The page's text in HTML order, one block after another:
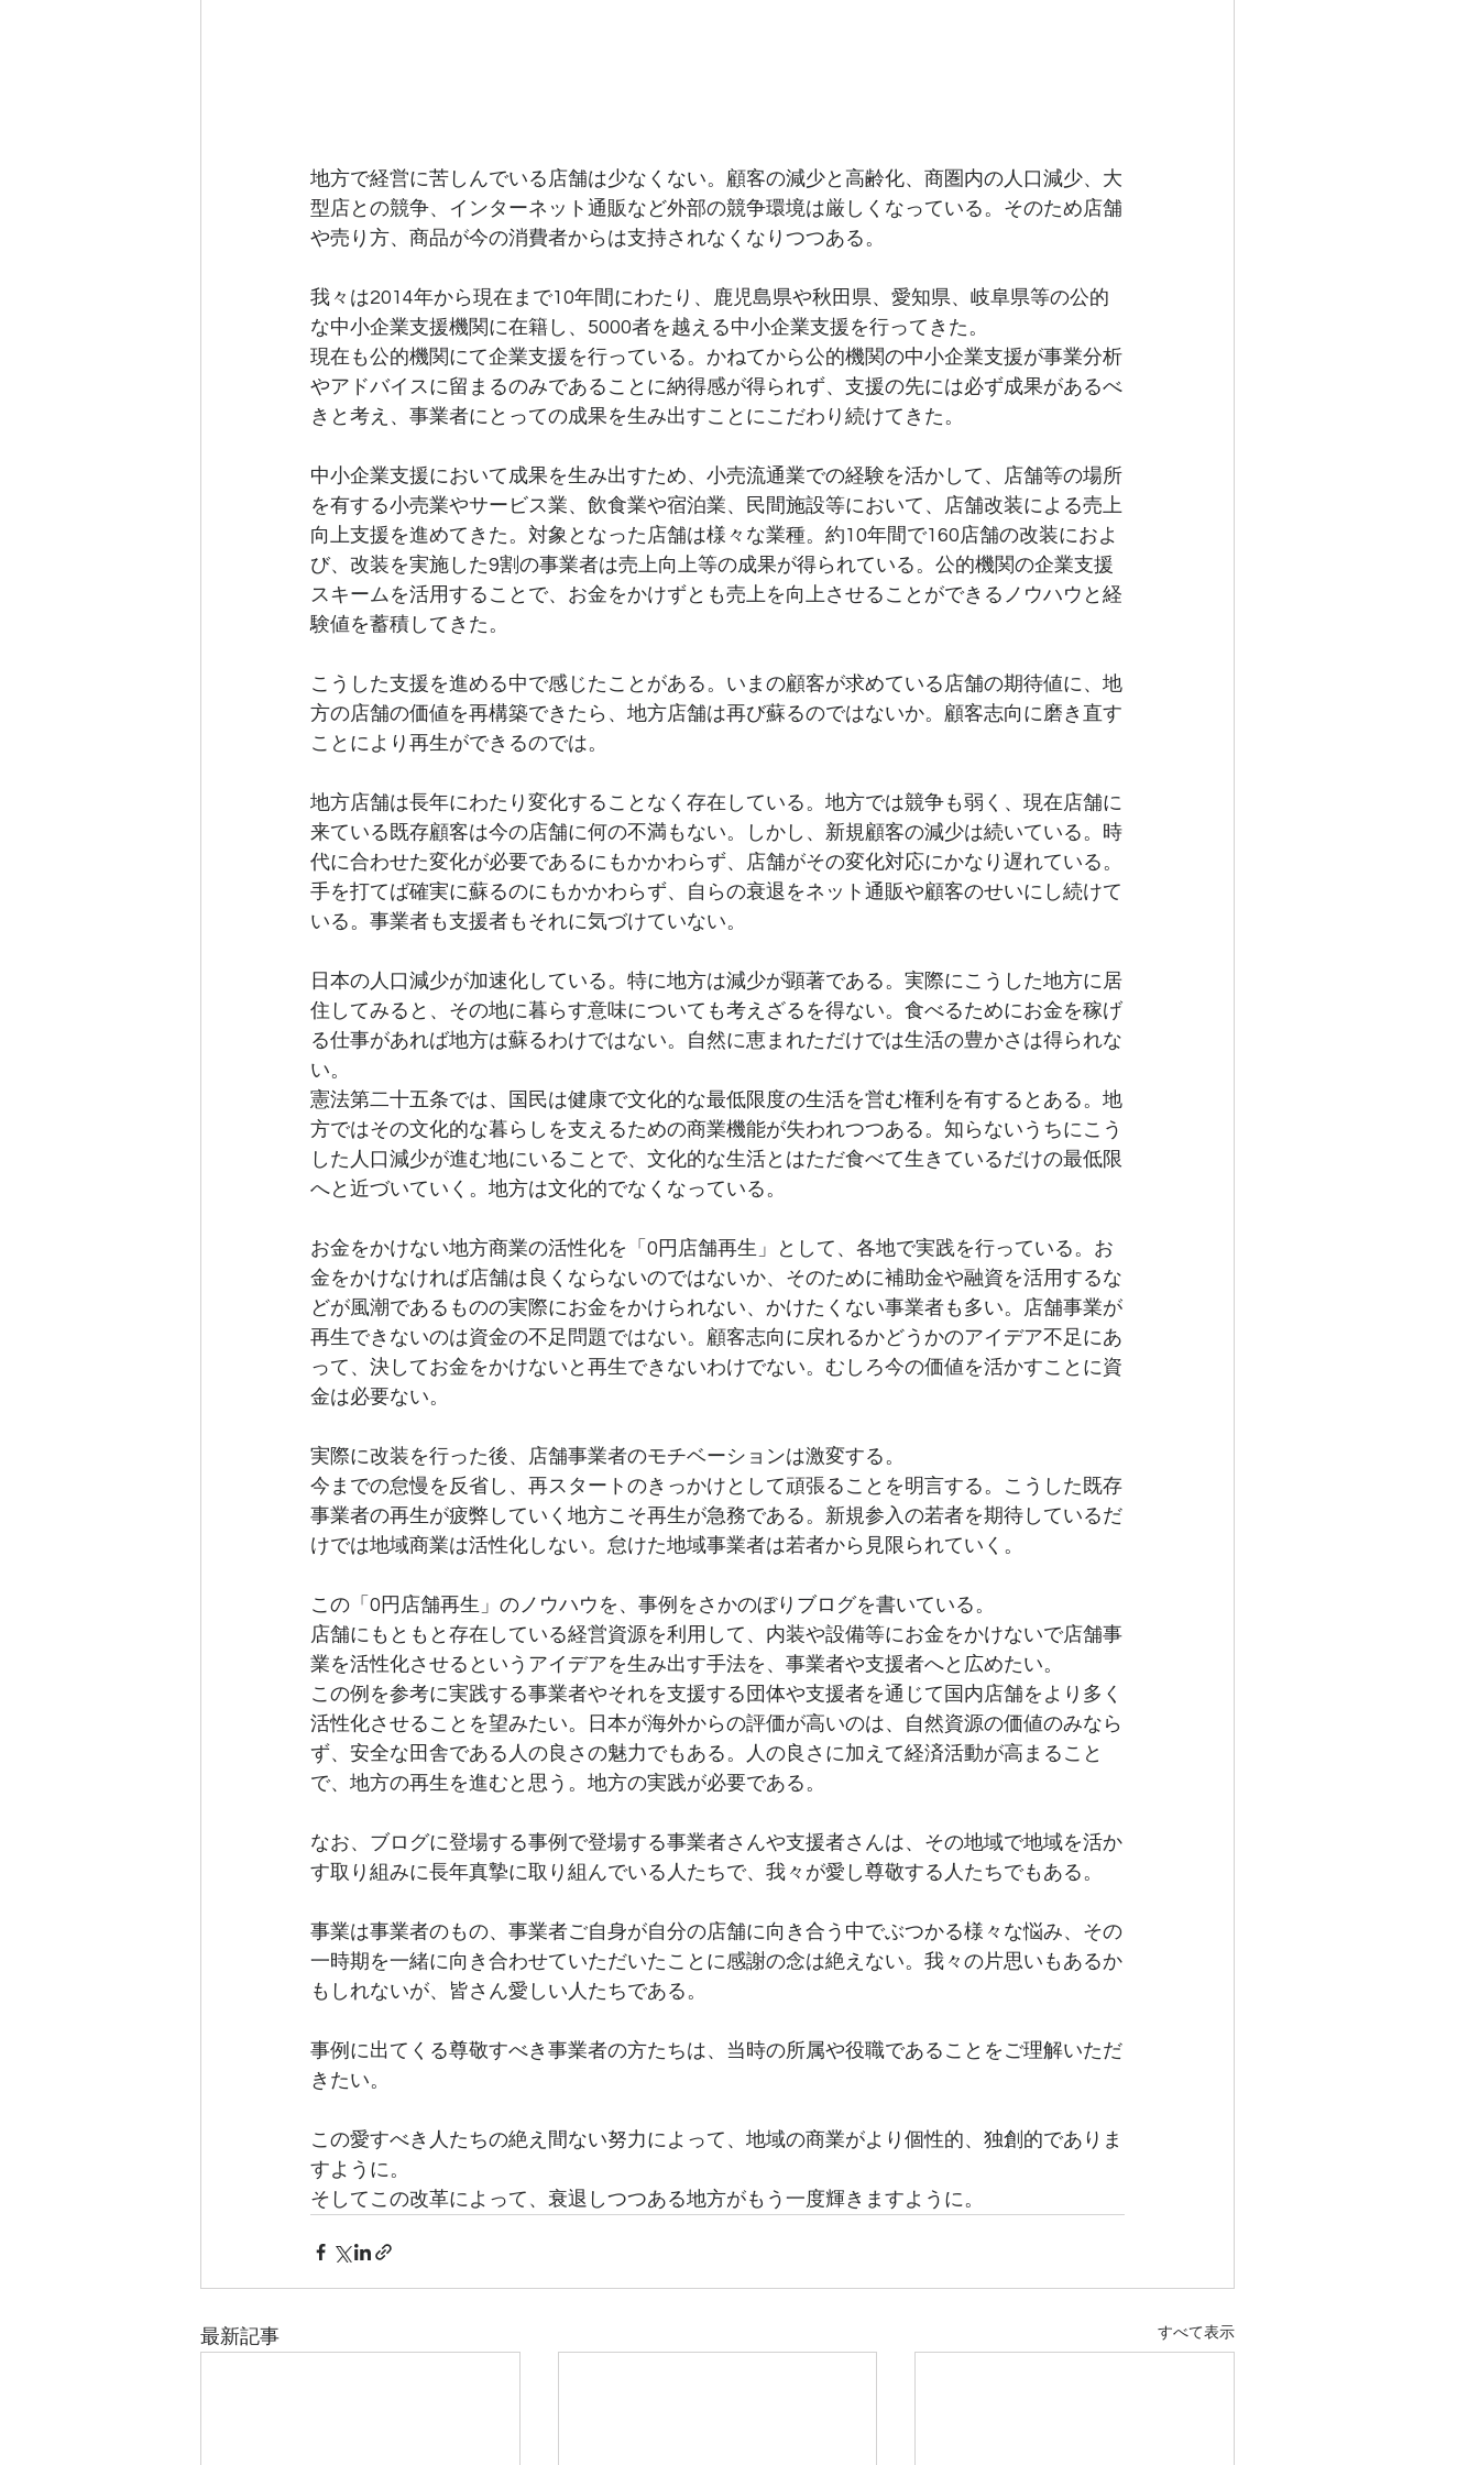
地方で経営に苦しんでいる店舗は少なくない。顧客の減少と高齢化、商圏内の人口減少、大
型店との競争、インターネット通販など外部の競争環境は厳しくなっている。そのため店舗
や売り方、商品が今の消費者からは支持されなくなりつつある。
我々は2014年から現在まで10年間にわたり、鹿児島県や秋田県、愛知県、岐阜県等の公的
な中小企業支援機関に在籍し、5000者を越える中小企業支援を行ってきた。
現在も公的機関にて企業支援を行っている。かねてから公的機関の中小企業支援が事業分析
やアドバイスに留まるのみであることに納得感が得られず、支援の先には必ず成果があるべ
きと考え、事業者にとっての成果を生み出すことにこだわり続けてきた。
中小企業支援において成果を生み出すため、小売流通業での経験を活かして、店舗等の場所
を有する小売業やサービス業、飲食業や宿泊業、民間施設等において、店舗改装による売上
向上支援を進めてきた。対象となった店舗は様々な業種。約10年間で160店舗の改装におよ
び、改装を実施した9割の事業者は売上向上等の成果が得られている。公的機関の企業支援
スキームを活用することで、お金をかけずとも売上を向上させることができるノウハウと経
験値を蓄積してきた。
こうした支援を進める中で感じたことがある。いまの顧客が求めている店舗の期待値に、地
方の店舗の価値を再構築できたら、地方店舗は再び蘇るのではないか。顧客志向に磨き直す
ことにより再生ができるのでは。
地方店舗は長年にわたり変化することなく存在している。地方では競争も弱く、現在店舗に
来ている既存顧客は今の店舗に何の不満もない。しかし、新規顧客の減少は続いている。時
代に合わせた変化が必要であるにもかかわらず、店舗がその変化対応にかなり遅れている。
手を打てば確実に蘇るのにもかかわらず、自らの衰退をネット通販や顧客のせいにし続けて
いる。事業者も支援者もそれに気づけていない。
日本の人口減少が加速化している。特に地方は減少が顕著である。実際にこうした地方に居
住してみると、その地に暮らす意味についても考えざるを得ない。食べるためにお金を稼げ
る仕事があれば地方は蘇るわけではない。自然に恵まれただけでは生活の豊かさは得られな
い。
憲法第二十五条では、国民は健康で文化的な最低限度の生活を営む権利を有するとある。地
方ではその文化的な暮らしを支えるための商業機能が失われつつある。知らないうちにこう
した人口減少が進む地にいることで、文化的な生活とはただ食べて生きているだけの最低限
へと近づいていく。地方は文化的でなくなっている。
お金をかけない地方商業の活性化を「0円店舗再生」として、各地で実践を行っている。お
金をかけなければ店舗は良くならないのではないか、そのために補助金や融資を活用するな
どが風潮であるものの実際にお金をかけられない、かけたくない事業者も多い。店舗事業が
再生できないのは資金の不足問題ではない。顧客志向に戻れるかどうかのアイデア不足にあ
って、決してお金をかけないと再生できないわけでない。むしろ今の価値を活かすことに資
金は必要ない。
実際に改装を行った後、店舗事業者のモチベーションは激変する。
今までの怠慢を反省し、再スタートのきっかけとして頑張ることを明言する。こうした既存
事業者の再生が疲弊していく地方こそ再生が急務である。新規参入の若者を期待しているだ
けでは地域商業は活性化しない。怠けた地域事業者は若者から見限られていく。
この「0円店舗再生」のノウハウを、事例をさかのぼりブログを書いている。
店舗にもともと存在している経営資源を利用して、内装や設備等にお金をかけないで店舗事
業を活性化させるというアイデアを生み出す手法を、事業者や支援者へと広めたい。
この例を参考に実践する事業者やそれを支援する団体や支援者を通じて国内店舗をより多く
活性化させることを望みたい。日本が海外からの評価が高いのは、自然資源の価値のみなら
ず、安全な田舎である人の良さの魅力でもある。人の良さに加えて経済活動が高まること
で、地方の再生を進むと思う。地方の実践が必要である。
なお、ブログに登場する事例で登場する事業者さんや支援者さんは、その地域で地域を活か
す取り組みに長年真摯に取り組んでいる人たちで、我々が愛し尊敬する人たちでもある。
事業は事業者のもの、事業者ご自身が自分の店舗に向き合う中でぶつかる様々な悩み、その
一時期を一緒に向き合わせていただいたことに感謝の念は絶えない。我々の片思いもあるか
もしれないが、皆さん愛しい人たちである。
事例に出てくる尊敬すべき事業者の方たちは、当時の所属や役職であることをご理解いただ
きたい。
この愛すべき人たちの絶え間ない努力によって、地域の商業がより個性的、独創的でありま
すように。
そしてこの改革によって、衰退しつつある地方がもう一度輝きますように。
最新記事 すべて表示